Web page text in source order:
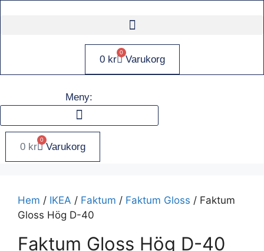
0 kr
0
Varukorg
Meny:
0 kr
0
Varukorg
Hem / IKEA / Faktum / Faktum Gloss / Faktum
Gloss Hög D-40
Faktum Gloss Hög D-40